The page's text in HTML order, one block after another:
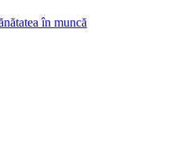
în muncă